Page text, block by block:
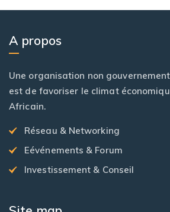
A propos
Une organisation non
est de favoriser le climat
Africain.
Réseau & Networking
Eévénements & Forum
Investissement & Conseil